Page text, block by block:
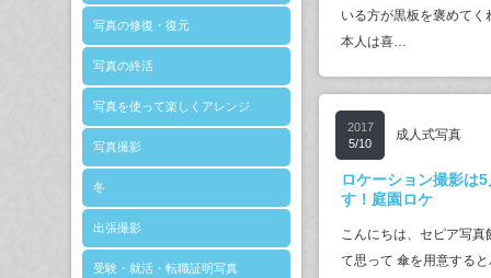
写真の修復・復元
写真の終活
写真を使って楽しくアレンジ
写真撮影
冬
出張撮影
受験・就活・転職証明写真
いる方が黒板を褒めて
本人は喜…
2017
5/10
成人式写真
ロケーション撮影は
す！庭園ロケ
こんにちは、セピア写
て思って 傘を用意する